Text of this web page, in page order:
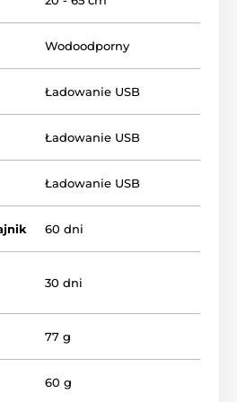
Patpet T220 oferuje
korekty - impulsową, dźwiękową
Możesz szkolić psa za
i impulsu w 16
jest nieregulowalny.
Wodoodporny
Ładowanie USB
Ładowanie USB
Ładowanie USB
60 dni
30 dni
77 g
60 g